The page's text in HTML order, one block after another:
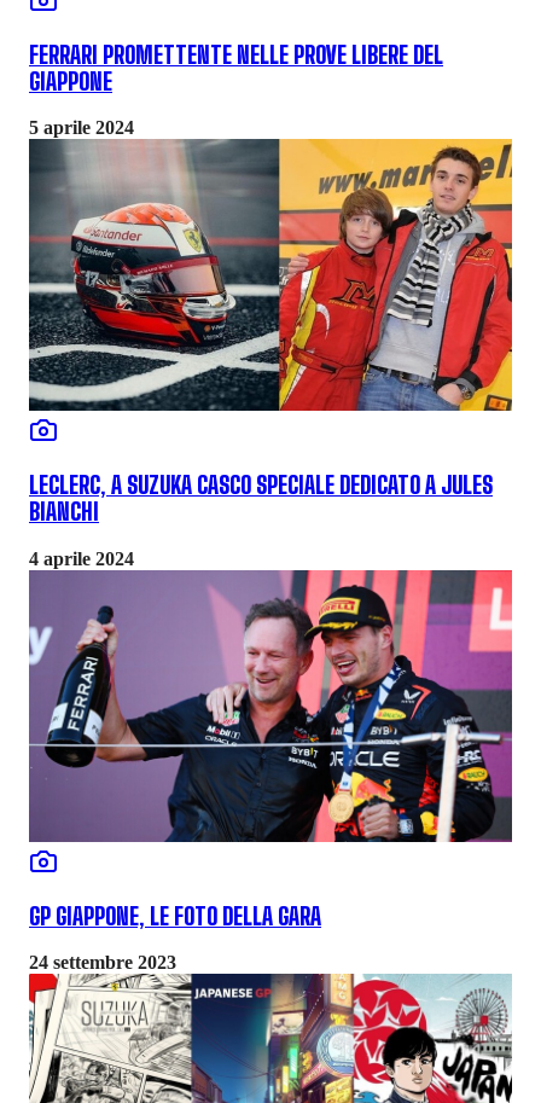
FERRARI PROMETTENTE NELLE PROVE LIBERE DEL
GIAPPONE
5 aprile 2024
LECLERC, A SUZUKA CASCO SPECIALE DEDICATO A JULES
BIANCHI
4 aprile 2024
GP GIAPPONE, LE FOTO DELLA GARA
24 settembre 2023